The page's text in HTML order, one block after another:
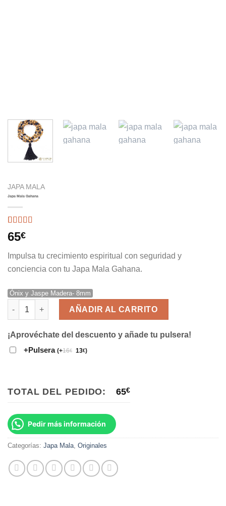
JAPA MALA
Japa Mala Gahana
Valorado
con5.00
2
valoraciones
de clientes
65€
Impulsa tu crecimiento espiritual con seguridad y
conciencia con tu Japa Mala Gahana.
Ónix y Jaspe Madera- 8mm
Japa Mala Gahana cantidad
AÑADIR AL CARRITO
¡Aprovéchate del descuento y añade tu pulsera!
+Pulsera (+16€ 13€)
TOTAL DEL PEDIDO: 65€
Pedir más información
Categorías: Japa Mala Originales